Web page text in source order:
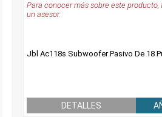
Para conocer más sobre este
un asesor.
Jbl Ac118s Subwoofer Pasivo De 18
DETALLES